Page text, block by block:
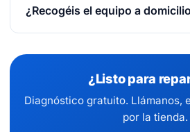
arreglar, no se paga nada.
¿Recogéis el equipo a
servicio a domicilio.
¿Listo para
Diagnóstico gratuito. Llámanos,
por la tienda.